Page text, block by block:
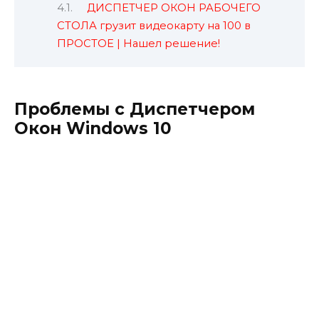
ДИСПЕТЧЕР ОКОН РАБОЧЕГО
СТОЛА грузит видеокарту на 100 в
ПРОСТОЕ | Нашел решение!
Проблемы с Диспетчером
Окон Windows 10